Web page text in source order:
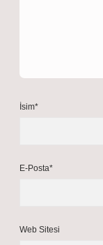
İsim*
E-Posta*
Web Sitesi